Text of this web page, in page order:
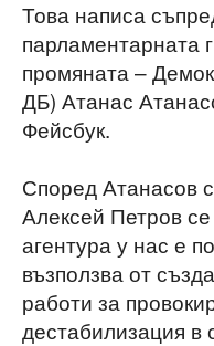
Това написа
парламентарната
промяната –
ДБ) Атанас
Фейсбук.
Според Атанасов
Алексей Петров се
агентура у нас е
възползва от
работи за
дестабилизация в